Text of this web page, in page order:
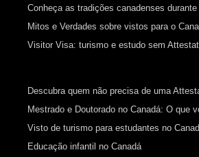
Conheça as tradições canadenses
Mitos e Verdades sobre vistos para o
Visitor Visa: turismo e estudo sem
Descubra quem não precisa de uma
Mestrado e Doutorado no Canadá: O que
Visto de turismo para estudantes no
Educação infantil no Canadá